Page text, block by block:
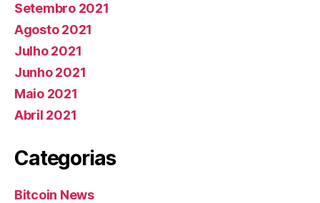
Setembro 2021
Agosto 2021
Julho 2021
Junho 2021
Maio 2021
Abril 2021
Categorias
Bitcoin News